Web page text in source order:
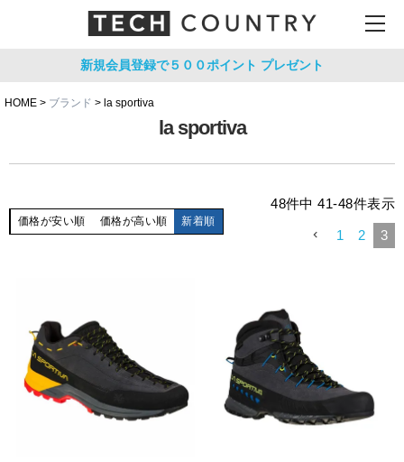
新規会員登録で５００ポイント プレゼント
HOME ブランド la sportiva
la sportiva
価格が安い順 価格が高い順 新着順
48件中 41-48件表示
1 2 3